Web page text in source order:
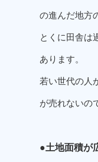
の進んだ地方
とくに田舎は
あります。
若い世代の人
が売れないの
●土地面積が